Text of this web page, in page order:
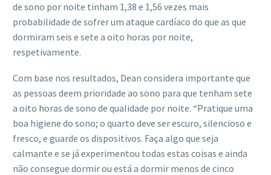
de sono por noite tinham 1,38 e 1,56 vezes mais
probabilidade de sofrer um ataque cardíaco do que as que
dormiram seis e sete a oito horas por noite,
respetivamente.
Com base nos resultados, Dean considera importante que
as pessoas deem prioridade ao sono para que tenham sete
a oito horas de sono de qualidade por noite. “Pratique uma
boa higiene do sono; o quarto deve ser escuro, silencioso e
fresco, e guarde os dispositivos. Faça algo que seja
calmante e se já experimentou todas estas coisas e ainda
não consegue dormir ou está a dormir menos de cinco